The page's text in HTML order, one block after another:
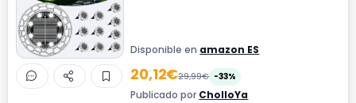
Disponible en amazon ES
20,12€29,99€ -33%
Publicado por CholloYa